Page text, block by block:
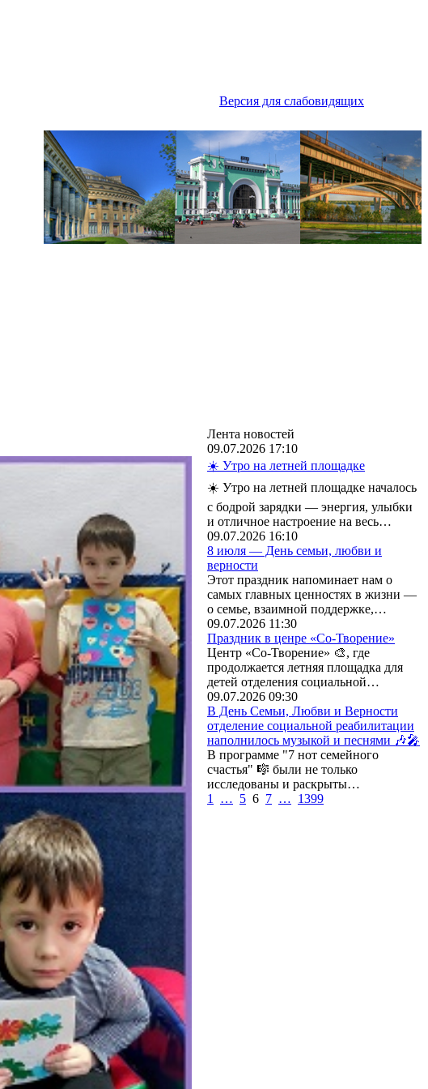
Версия для слабовидящих
Лента новостей
09.07.2026 17:10
☀️ Утро на летней площадке
☀️ Утро на летней площадке началось
с бодрой зарядки — энергия, улыбки
и отличное настроение на весь…
09.07.2026 16:10
8 июля — День семьи, любви и
верности
Этот праздник напоминает нам о
самых главных ценностях в жизни —
о семье, взаимной поддержке,…
09.07.2026 11:30
Праздник в ценре «Со-Творение»
Центр «Со-Творение» 🎨, где
продолжается летняя площадка для
детей отделения социальной…
09.07.2026 09:30
В День Семьи, Любви и Верности
отделение социальной реабилитации
наполнилось музыкой и песнями 🎶🎤
В программе "7 нот семейного
счастья" 🎼 были не только
исследованы и раскрыты…
1
… 5 6 7 … 1399